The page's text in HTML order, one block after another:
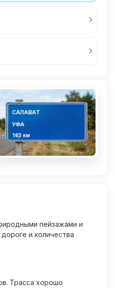
пейзажами и
и количества
Трасса хорошо